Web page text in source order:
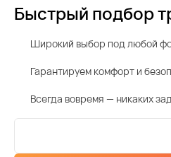
Быстрый подбор
Широкий выбор под любой
Гарантируем комфорт и
Всегда вовремя — никаких